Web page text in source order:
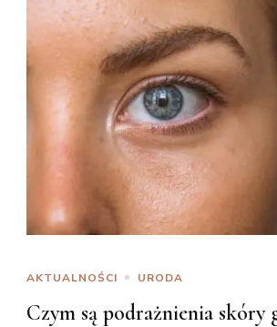
AKTUALNOŚCI URODA
Czym są podrażnienia skóry